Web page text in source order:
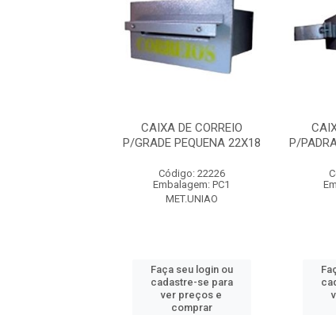
CAIXA DE CORREIO
P/GRADE PEQUENA 22X18
Código: 22226
Embalagem: PC1
MET.UNIAO
Faça seu login ou
cadastre-se para
ver preços e
comprar
P/